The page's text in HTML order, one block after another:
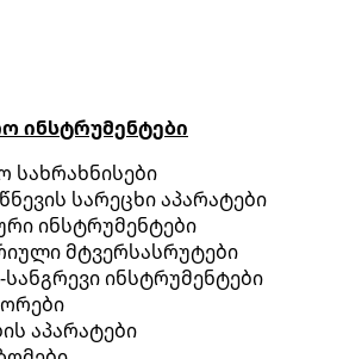
ინსტრუმენტები
სახრახნისები
სარეცხი აპარატები
ინსტრუმენტები
მტვერსასრუტები
ინსტრუმენტები
აპარატები